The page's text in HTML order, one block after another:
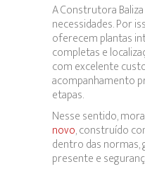
A Construtora
necessidades. Por
oferecem plantas
completas e
com excelente
acompanhamento
etapas.
Nesse sentido,
novo, construído
dentro das normas,
presente e